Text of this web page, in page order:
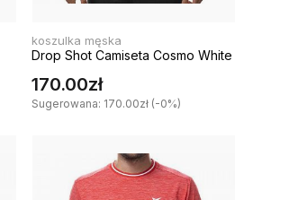
koszulka męska
Drop Shot Camiseta Cosmo White
170.00zł
Sugerowana: 170.00zł (-0%)